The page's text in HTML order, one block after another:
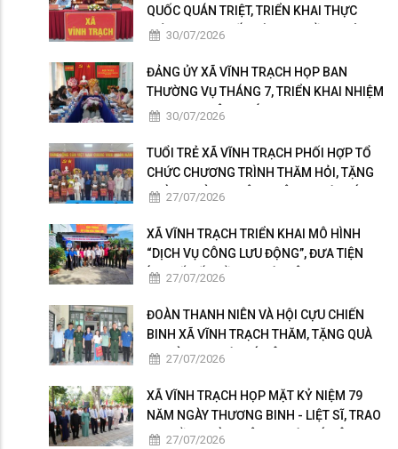
(Châu Thành tỉnh an Giang).QUỐC QUÁN TRIỆT, TRIỂN KHAI THỰC
HIỆN NGHỊ QUYẾT HỘI NGHỊ LẦN THỨ BA
KHÓA XIV
30/07/2026
ĐẢNG ỦY XÃ VĨNH TRẠCH HỌP BAN
THƯỜNG VỤ THÁNG 7, TRIỂN KHAI NHIỆM
VỤ TRỌNG TÂM THÁNG 8
30/07/2026
TUỔI TRẺ XÃ VĨNH TRẠCH PHỐI HỢP TỔ
CHỨC CHƯƠNG TRÌNH THĂM HỎI, TẶNG
QUÀ GIA ĐÌNH THÂN NHÂN NGƯỜI CÓ
27/07/2026
XÃ VĨNH TRẠCH TRIỂN KHAI MÔ HÌNH
“DỊCH VỤ CÔNG LƯU ĐỘNG”, ĐƯA TIỆN
ÍCH SỐ ĐẾN GẦN NGƯỜI DÂN
27/07/2026
ĐOÀN THANH NIÊN VÀ HỘI CỰU CHIẾN
BINH XÃ VĨNH TRẠCH THĂM, TẶNG QUÀ
GIA ĐÌNH NGƯỜI CÓ CÔNG
27/07/2026
XÃ VĨNH TRẠCH HỌP MẶT KỶ NIỆM 79
NĂM NGÀY THƯƠNG BINH - LIỆT SĨ, TRAO
50 PHẦN QUÀ TRI ÂN NGƯỜI CÓ CÔNG
27/07/2026